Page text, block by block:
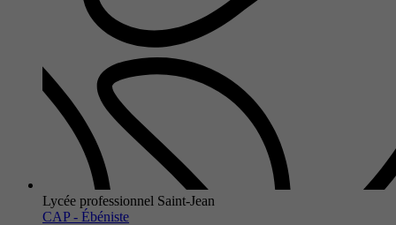
Lycée professionnel Saint-Jean
CAP - Ébéniste